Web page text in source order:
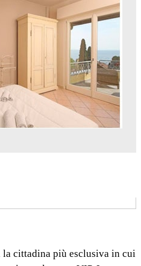
la cittadina più esclusiva in cui